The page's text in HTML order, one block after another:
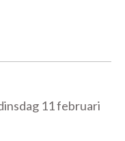
11 februari